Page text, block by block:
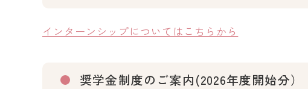
インターンシップについてはこちらから
奨学金制度のご案内(2026年度開始分）